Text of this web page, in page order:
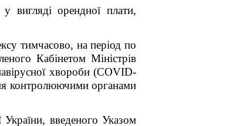
вигляді орендної плати,
тимчасово, на період по
Кабінетом Міністрів
хвороби (COVID-
контролюючими органами
введеного Указом